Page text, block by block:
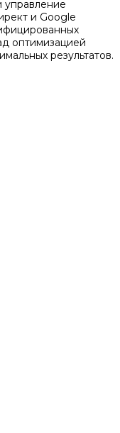
управление
и Google
оптимизацией
результатов.